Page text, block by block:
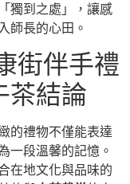
獨到之處」，讓感
師長的心田。
街伴手禮
茶結論
的禮物不僅能表達
一段溫馨的記憶。
在地文化與品味的